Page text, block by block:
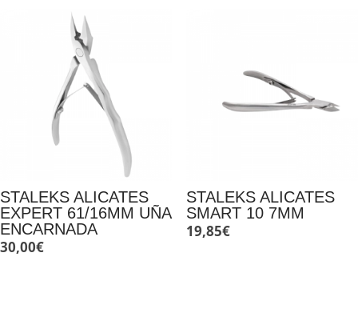
STALEKS ALICATES
EXPERT 61/16MM UÑA
ENCARNADA
30,00€
STALEKS ALICATES
SMART 10 7MM
19,85€